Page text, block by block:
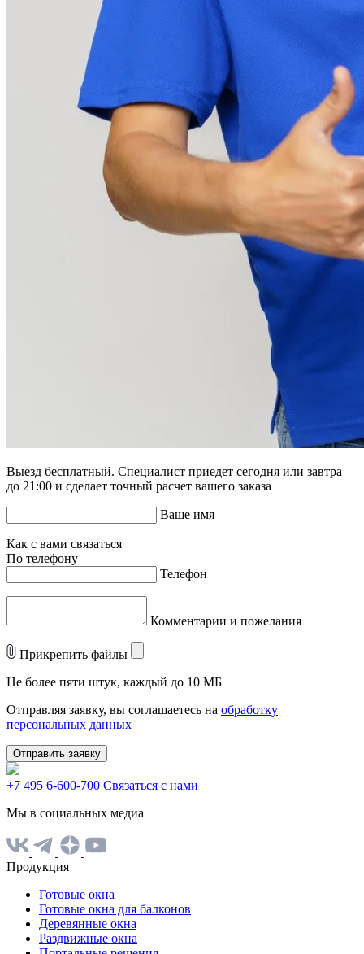
Выезд бесплатный. Специалист приедет сегодня или завтра
до 21:00 и сделает точный расчет вашего заказа
Ваше имя
Как с вами связаться
По телефону
Телефон
Комментарии и пожелания
Прикрепить файлы
Не более пяти штук, каждый до 10 МБ
Отправляя заявку, вы соглашаетесь на обработку
персональных данных
Отправить заявку
+7 495 6-600-700 Связаться с нами
Мы в социальных медиа
Продукция
Готовые окна
Готовые окна для балконов
Деревянные окна
Раздвижные окна